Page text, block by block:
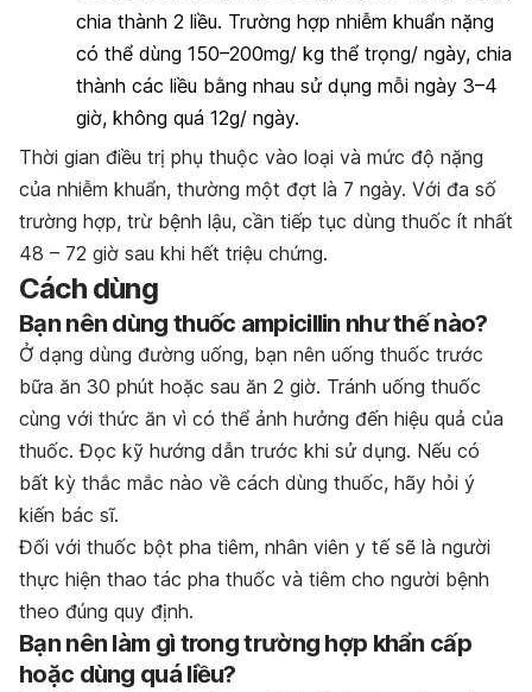
chia thành 2 liều. Trường hợp nhiễm khuẩn nặng
có thể dùng 150–200mg/ kg thể trọng/ ngày, chia
thành các liều bằng nhau sử dụng mỗi ngày 3–4
giờ, không quá 12g/ ngày.
Thời gian điều trị phụ thuộc vào loại và mức độ nặng
của nhiễm khuẩn, thường một đợt là 7 ngày. Với đa số
trường hợp, trừ bệnh lậu, cần tiếp tục dùng thuốc ít nhất
48 – 72 giờ sau khi hết triệu chứng.
Cách dùng
Bạn nên dùng thuốc ampicillin như thế nào?
Ở dạng dùng đường uống, bạn nên uống thuốc trước
bữa ăn 30 phút hoặc sau ăn 2 giờ. Tránh uống thuốc
cùng với thức ăn vì có thể ảnh hưởng đến hiệu quả của
thuốc. Đọc kỹ hướng dẫn trước khi sử dụng. Nếu có
bất kỳ thắc mắc nào về cách dùng thuốc, hãy hỏi ý
kiến bác sĩ.
Đối với thuốc bột pha tiêm, nhân viên y tế sẽ là người
thực hiện thao tác pha thuốc và tiêm cho người bệnh
theo đúng quy định.
Bạn nên làm gì trong trường hợp khẩn cấp
hoặc dùng quá liều?